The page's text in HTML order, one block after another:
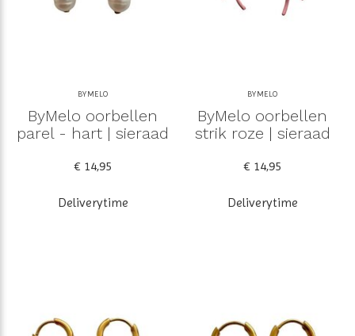
BYMELO
ByMelo oorbellen
parel - hart | sieraad
€ 14,95
Deliverytime
BYMELO
ByMelo oorbellen
strik roze | sieraad
€ 14,95
Deliverytime